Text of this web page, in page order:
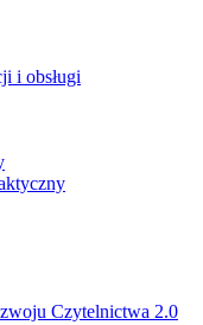
i obsługi
Czytelnictwa 2.0